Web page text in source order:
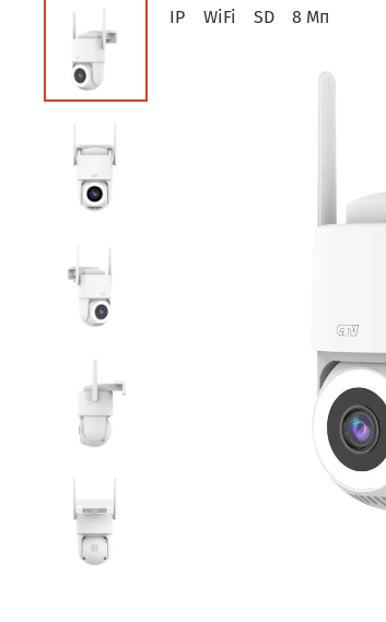
IP WiFi SD 8 Мп